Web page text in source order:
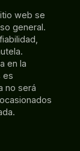
web se
general.
en la
es
no será